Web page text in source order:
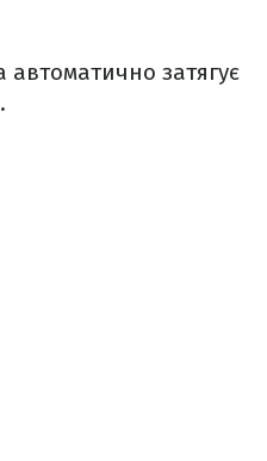
автоматично затягує